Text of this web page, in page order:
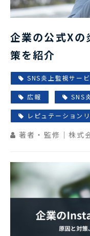
企業の公式X
策を紹介
SNS炎上監視サー
広報 SNS
レピュテーション
著者・監修｜株式